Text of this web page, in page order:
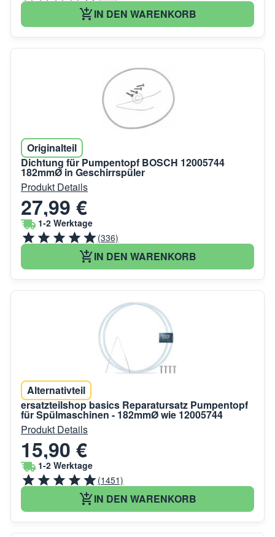
IN DEN WARENKORB
Originalteil
Dichtung für Pumpentopf BOSCH 12005744
182mmØ in Geschirrspüler
Produkt Details
27,99 €
1-2 Werktage
(336)
IN DEN WARENKORB
Alternativteil
ersatzteilshop basics Reparatursatz Pumpentopf
für Spülmaschinen - 182mmØ wie 12005744
Produkt Details
15,90 €
1-2 Werktage
(1451)
IN DEN WARENKORB